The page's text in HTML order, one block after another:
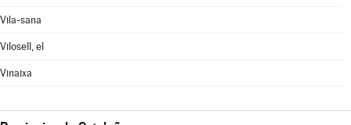
Vila-sana
Vilosell, el
Vinaixa